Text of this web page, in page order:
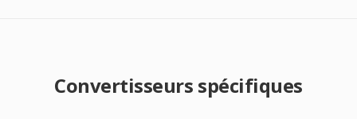
Convertisseurs spécifiques